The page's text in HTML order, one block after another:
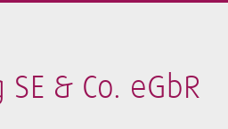
& Co. eGbR